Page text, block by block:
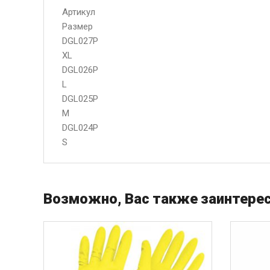
Артикул
Размер
DGL027P
XL
DGL026P
L
DGL025P
M
DGL024P
S
Возможно, Вас также